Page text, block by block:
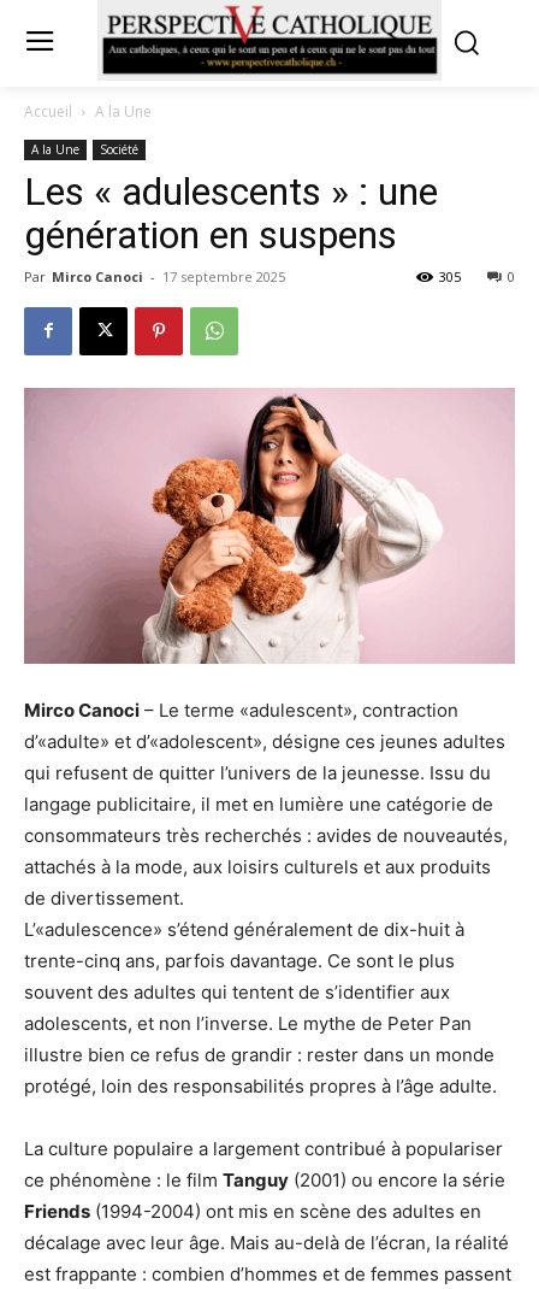
Accueil A la Une
A la Une Société
Les « adulescents » : une
génération en suspens
Par Mirco Canoci - 17 septembre 2025 0
305
Mirco Canoci – Le terme «adulescent», contraction
d’«adulte» et d’«adolescent», désigne ces jeunes adultes
qui refusent de quitter l’univers de la jeunesse. Issu du
langage publicitaire, il met en lumière une catégorie de
consommateurs très recherchés : avides de nouveautés,
attachés à la mode, aux loisirs culturels et aux produits
de divertissement.
L’«adulescence» s’étend généralement de dix-huit à
trente-cinq ans, parfois davantage. Ce sont le plus
souvent des adultes qui tentent de s’identifier aux
adolescents, et non l’inverse. Le mythe de Peter Pan
illustre bien ce refus de grandir : rester dans un monde
protégé, loin des responsabilités propres à l’âge adulte.
La culture populaire a largement contribué à populariser
ce phénomène : le film Tanguy (2001) ou encore la série
Friends (1994-2004) ont mis en scène des adultes en
décalage avec leur âge. Mais au-delà de l’écran, la réalité
est frappante : combien d’hommes et de femmes passent